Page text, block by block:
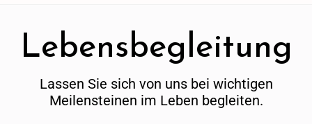
Lebensbegleitung
Lassen Sie sich von uns bei wichtigen
Meilensteinen im Leben begleiten.